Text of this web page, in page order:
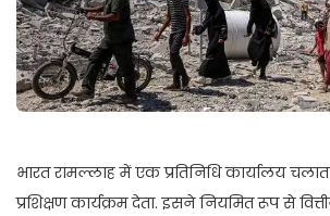
भारत रामल्लाह में एक प्रतिनिधि कार्यालय
प्रशिक्षण कार्यक्रम देता. इसने नियमित रूप से